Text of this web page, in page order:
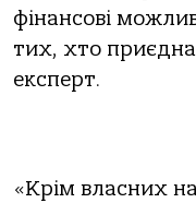
фінансові
тих, хто
експерт.
«Крім власних